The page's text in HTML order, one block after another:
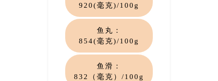
920(毫克)/100g
鱼丸：
854(毫克)/100g
鱼滑：
832（毫克）/100g